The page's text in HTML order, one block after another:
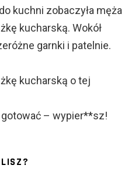
kuchni zobaczyła męża
kucharską. Wokół
garnki i patelnie.
kucharską o tej
– wypier**sz!